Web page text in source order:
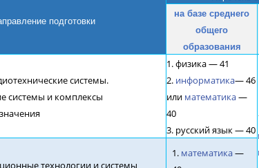
подготовки
на базе среднего
общего
образования
системы.
системы и комплексы
1. физика — 41
2. информатика— 46
или математика—
40
3. русский язык — 40
технологии и системы
1. математика—